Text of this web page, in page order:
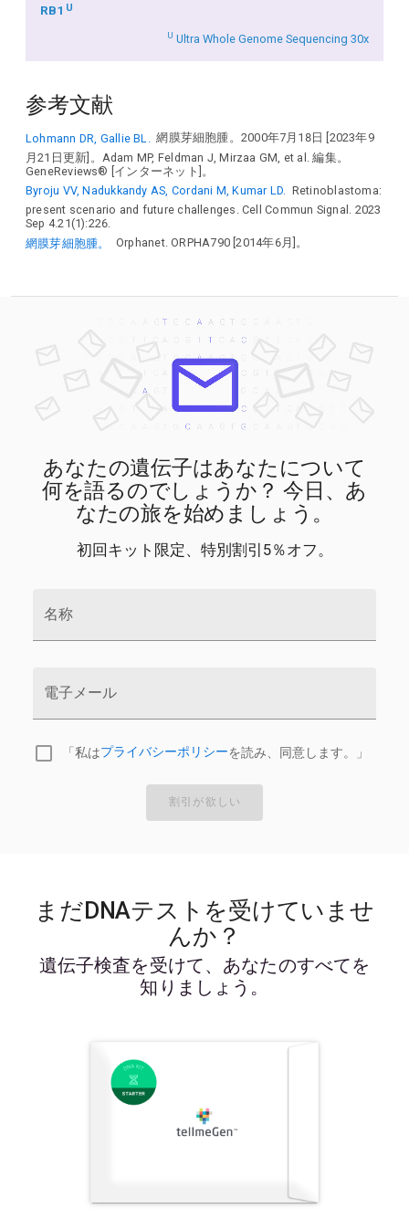
RB1 U
U Ultra Whole Genome Sequencing 30x
参考文献
Lohmann DR, Gallie BL.
網膜芽細胞腫。2000年7月18日 [2023年9
月21日更新]。Adam MP, Feldman J, Mirzaa GM, et al. 編集。
GeneReviews® [インターネット]。
Byroju VV, Nadukkandy AS, Cordani M, Kumar LD. Retinoblastoma:
present scenario and future challenges. Cell Commun Signal. 2023
Sep 4.21(1):226.
網膜芽細胞腫。
Orphanet. ORPHA790 [2014年6月]。
あなたの遺伝子はあなたについて
何を語るのでしょうか？ 今日、あ
なたの旅を始めましょう。
初回キット限定、特別割引5％オフ。
名称
電子メール
「私はプライバシーポリシーを読み、同意します。」
割引が欲しい
まだDNAテストを受けていませ
んか？
遺伝子検査を受けて、あなたのすべてを
知りましょう。